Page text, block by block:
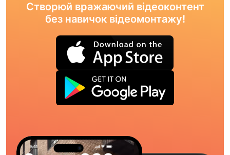
Створюй вражаючий відеоконтент
без навичок відеомонтажу!